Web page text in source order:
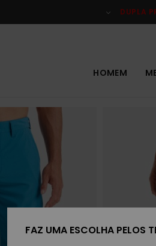
DUPLA
HOMEM
FAZ UMA ESCOLHA PELOS